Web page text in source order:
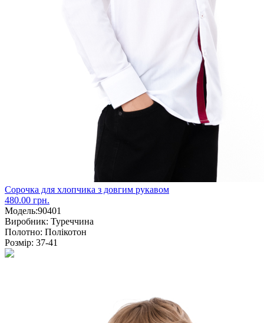
Сорочка для хлопчика з довгим рукавом
480.00 грн.
Модель:90401
Виробник: Туреччина
Полотно: Полікотон
Розмір: 37-41